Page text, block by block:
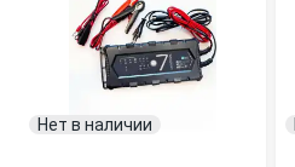
Нет в наличии